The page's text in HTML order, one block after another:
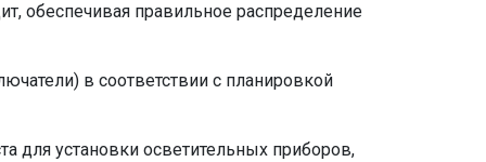
обеспечивая правильное распределение
в соответствии с планировкой
для установки осветительных приборов,